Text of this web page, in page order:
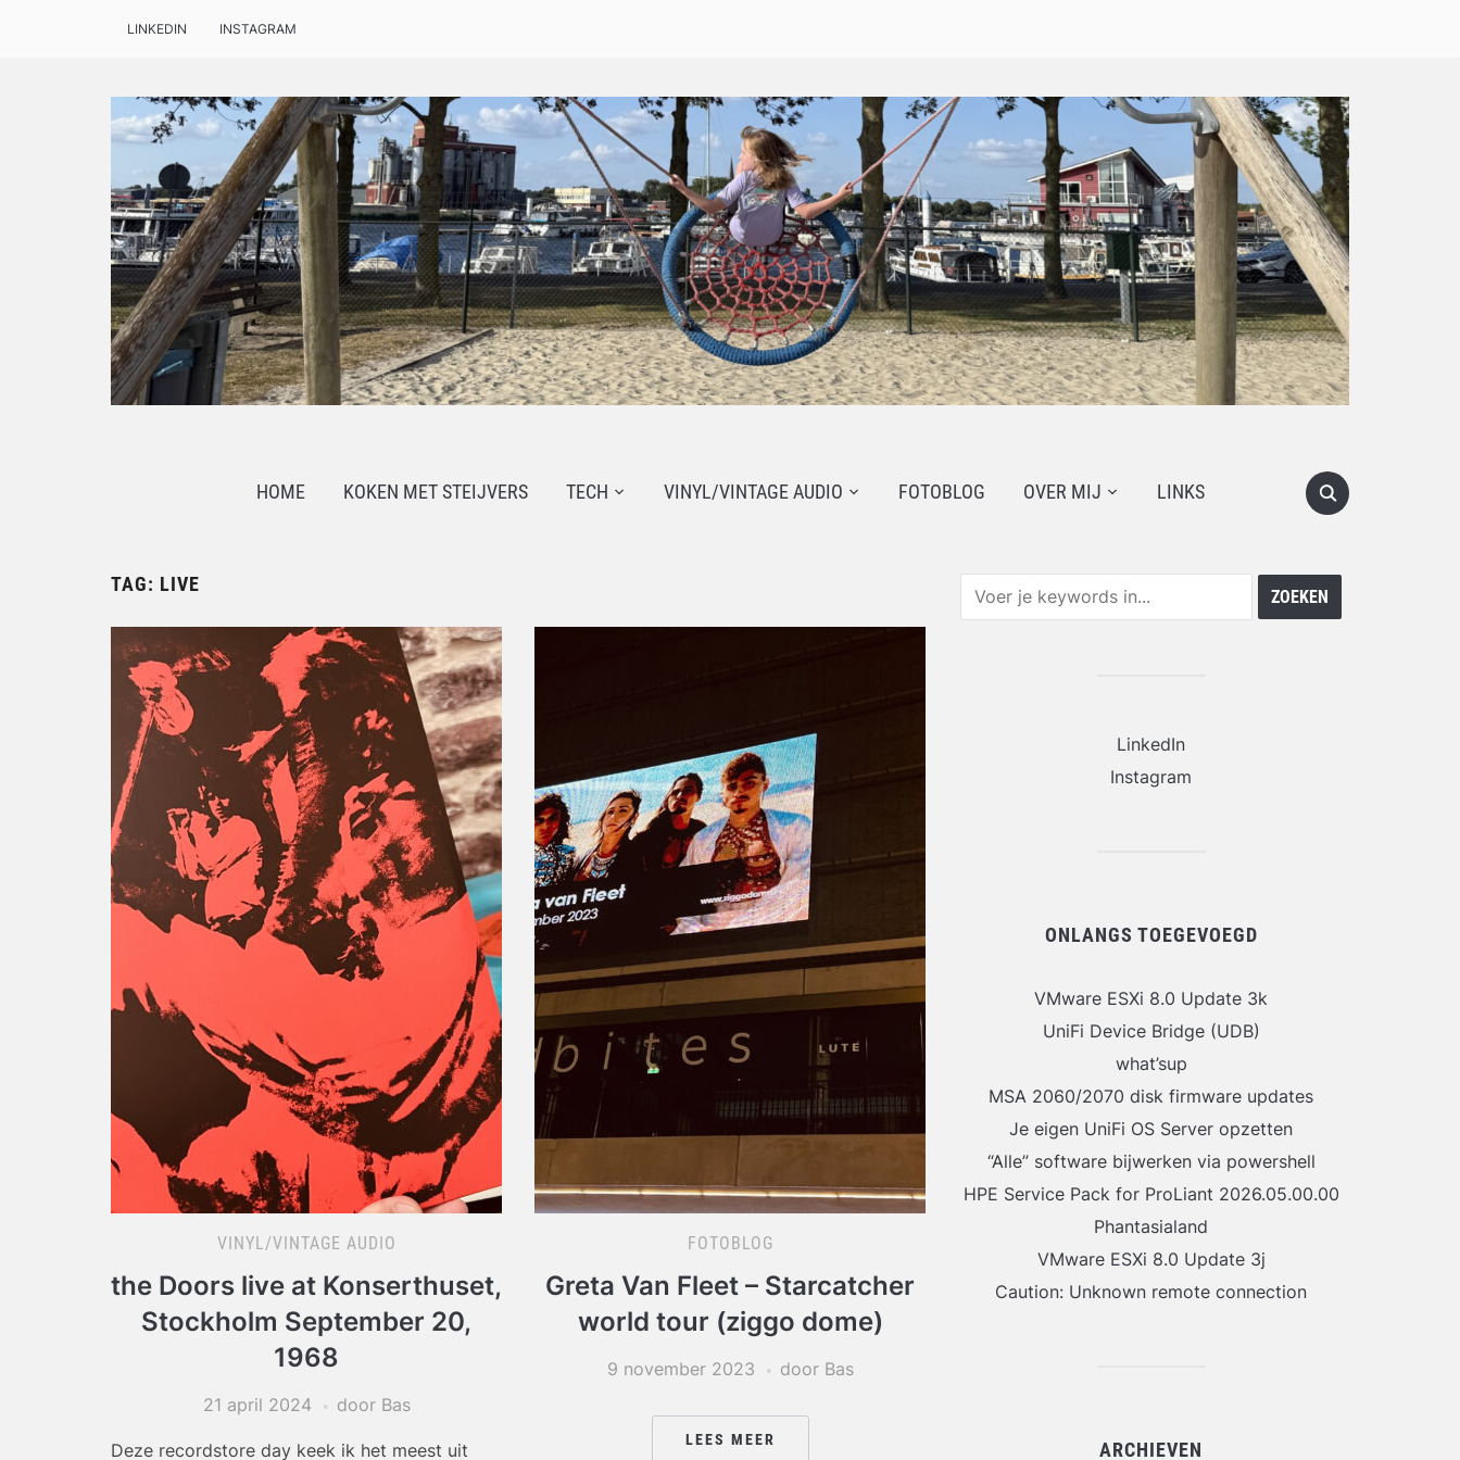
LINKEDIN INSTAGRAM
HOME KOKEN MET STEIJVERS TECH VINYL/VINTAGE AUDIO FOTOBLOG OVER MIJ LINKS
TAG: LIVE
VINYL/VINTAGE AUDIO
the Doors live at Konserthuset,
Stockholm September 20,
1968
21 april 2024 door Bas
Deze recordstore day keek ik het meest uit
FOTOBLOG
Greta Van Fleet – Starcatcher
world tour (ziggo dome)
9 november 2023 door Bas
LEES MEER
LinkedIn
Instagram
ONLANGS TOEGEVOEGD
VMware ESXi 8.0 Update 3k
UniFi Device Bridge (UDB)
what’sup
MSA 2060/2070 disk firmware updates
Je eigen UniFi OS Server opzetten
“Alle” software bijwerken via powershell
HPE Service Pack for ProLiant 2026.05.00.00
Phantasialand
VMware ESXi 8.0 Update 3j
Caution: Unknown remote connection
ARCHIEVEN